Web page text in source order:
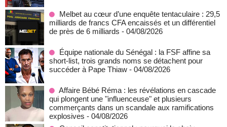
Melbet au cœur d’une enquête tentaculaire : 29,5
milliards de francs CFA encaissés et un différentiel
de près de 6 milliards - 04/08/2026
Équipe nationale du Sénégal : la FSF affine sa
short-list, trois grands noms se détachent pour
succéder à Pape Thiaw - 04/08/2026
Affaire Bébé Réma : les révélations en cascade
qui plongent une "influenceuse" et plusieurs
commerçants dans un scandale aux ramifications
explosives - 04/08/2026